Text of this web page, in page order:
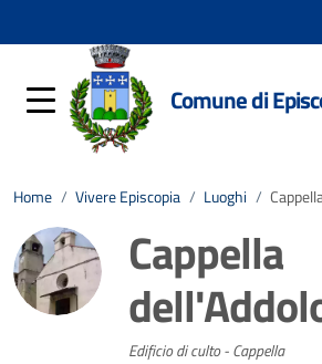
Comune di
Home / Vivere Episcopia / Luoghi /
Cappella
Edificio di culto - Cappella